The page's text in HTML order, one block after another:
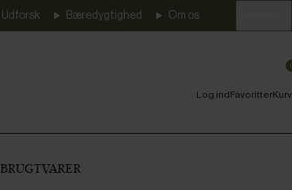
Udforsk Bæredygtighed Om os
Log indFavoritterKurv
BRUGTVARER